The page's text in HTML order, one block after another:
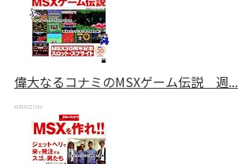
偉大なるコナミのMSXゲーム伝説 週...